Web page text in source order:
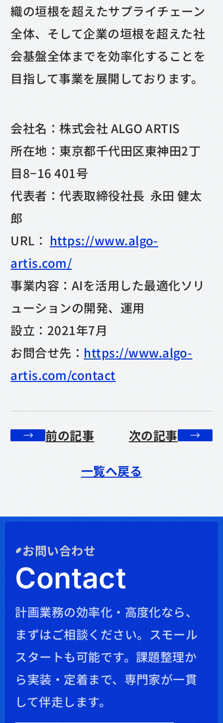
織の垣根を超えたサプライチェーン
全体、そして企業の垣根を超えた社
会基盤全体までを効率化することを
目指して事業を展開しております。
会社名：株式会社 ALGO ARTIS
所在地：東京都千代田区東神田2丁
目8−16 401号
代表者：代表取締役社長 永田 健太
郎
URL： https://www.algo-
artis.com/
事業内容：AIを活用した最適化ソリ
ューションの開発、運用
設立：2021年7月
お問合せ先： https://www.algo-
artis.com/contact
前の記事 次の記事
一覧へ戻る
お問い合わせ
Contact
計画業務の効率化・高度化なら、
まずはご相談ください。 スモール
スタートも可能です。課題整理か
ら実装・定着まで、専門家が一貫
して伴走します。